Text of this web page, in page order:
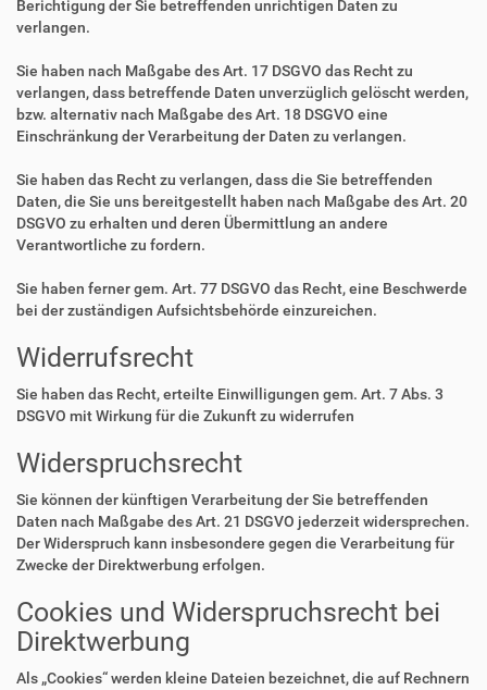
Berichtigung der Sie betreffenden unrichtigen Daten zu
verlangen.
Sie haben nach Maßgabe des Art. 17 DSGVO das Recht zu
verlangen, dass betreffende Daten unverzüglich gelöscht werden,
bzw. alternativ nach Maßgabe des Art. 18 DSGVO eine
Einschränkung der Verarbeitung der Daten zu verlangen.
Sie haben das Recht zu verlangen, dass die Sie betreffenden
Daten, die Sie uns bereitgestellt haben nach Maßgabe des Art. 20
DSGVO zu erhalten und deren Übermittlung an andere
Verantwortliche zu fordern.
Sie haben ferner gem. Art. 77 DSGVO das Recht, eine Beschwerde
bei der zuständigen Aufsichtsbehörde einzureichen.
Widerrufsrecht
Sie haben das Recht, erteilte Einwilligungen gem. Art. 7 Abs. 3
DSGVO mit Wirkung für die Zukunft zu widerrufen
Widerspruchsrecht
Sie können der künftigen Verarbeitung der Sie betreffenden
Daten nach Maßgabe des Art. 21 DSGVO jederzeit widersprechen.
Der Widerspruch kann insbesondere gegen die Verarbeitung für
Zwecke der Direktwerbung erfolgen.
Cookies und Widerspruchsrecht bei
Direktwerbung
Als „Cookies“ werden kleine Dateien bezeichnet, die auf Rechnern